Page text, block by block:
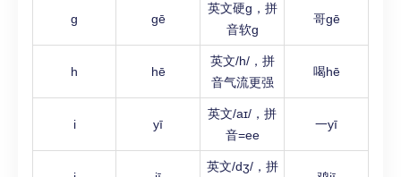
g gē
英文硬g，拼
音软g
哥gē
h hē
英文/h/，拼
音气流更强
喝hē
i yī
英文/aɪ/，拼
音=ee
一yī
英文/dʒ/，拼